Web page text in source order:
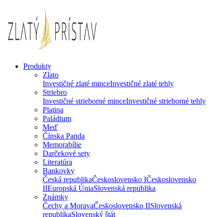
Produkty
Zlato
Investičné zlaté minceInvestičné zlaté tehly
Striebro
Investičné strieborné minceInvestičné strieborné tehly
Platina
Paládium
Meď
Čínska Panda
Memorabílie
Darčekové sety
Literatúra
Bankovky
Česká republikaČeskoslovensko IČeskoslovensko
IIEuropská ÚniaSlovenská republika
Známky
Čechy a MoravaČeskoslovensko IISlovenská
republikaSlovenský štát